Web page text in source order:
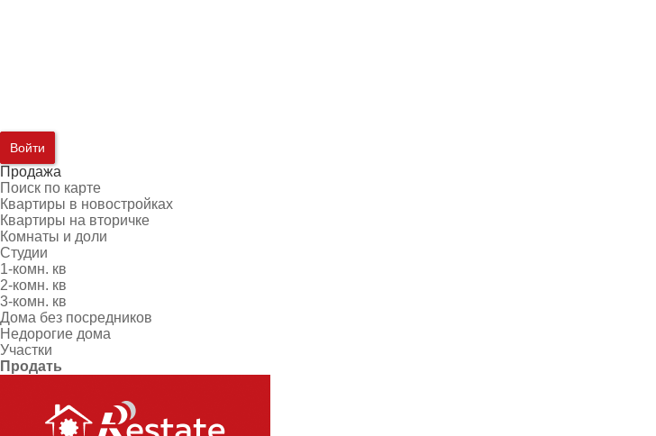
Войти
Продажа
Поиск по карте
Квартиры в новостройках
Квартиры на вторичке
Комнаты и доли
Студии
1-комн. кв
2-комн. кв
3-комн. кв
Дома без посредников
Недорогие дома
Участки
Продать